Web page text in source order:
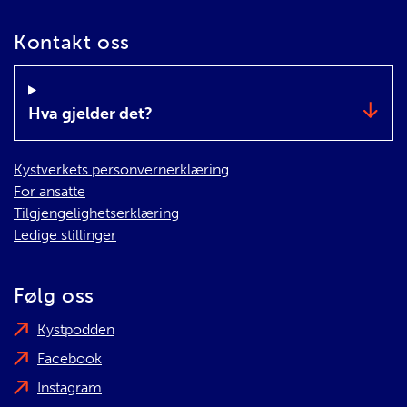
Kontakt oss
Hva gjelder det?
Kystverkets personvernerklæring
For ansatte
Tilgjengelighetserklæring
Ledige stillinger
Følg oss
Kystpodden
Facebook
Instagram